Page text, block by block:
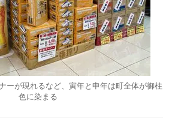
ーが現れるなど、寅年と申年は町全体が御柱
色に染まる